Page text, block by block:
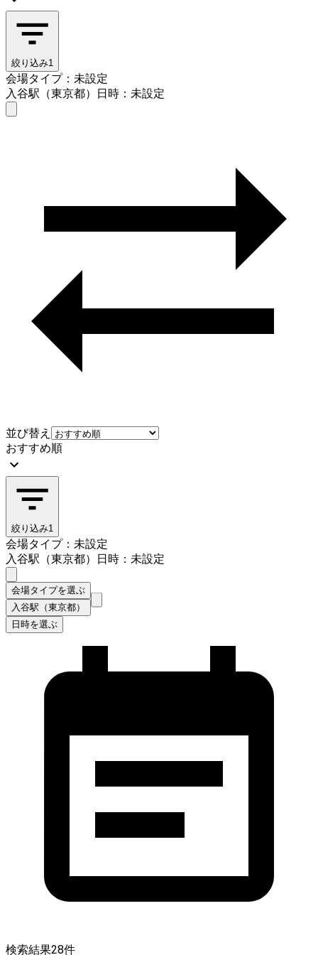
絞り込み1
会場タイプ：未設定
入谷駅（東京都）
日時：未設定
並び替え
おすすめ順
絞り込み1
会場タイプ：未設定
入谷駅（東京都）
日時：未設定
会場タイプを選ぶ
入谷駅（東京都）
日時を選ぶ
検索結果28件